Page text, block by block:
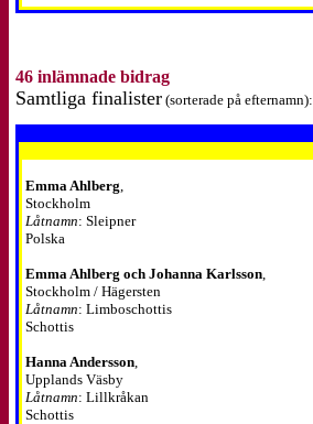
46 inlämnade bidrag
Samtliga finalister (sorterade på efternamn):
Emma Ahlberg,
Stockholm
Låtnamn: Sleipner
Polska
Emma Ahlberg och Johanna Karlsson,
Stockholm / Hägersten
Låtnamn: Limboschottis
Schottis
Hanna Andersson,
Upplands Väsby
Låtnamn: Lillkråkan
Schottis